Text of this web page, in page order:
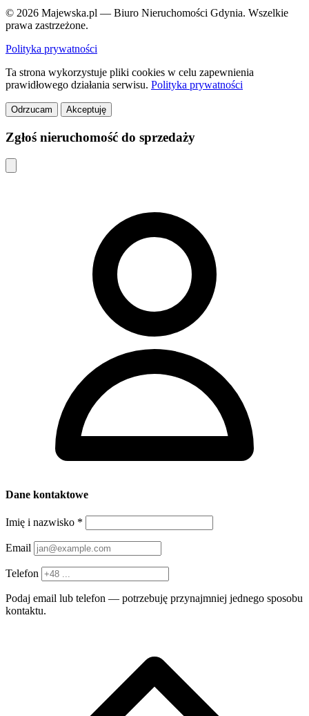
© 2026 Majewska.pl — Biuro Nieruchomości Gdynia. Wszelkie
prawa zastrzeżone.
Polityka prywatności
Ta strona wykorzystuje pliki cookies w celu zapewnienia
prawidłowego działania serwisu. Polityka prywatności
Odrzucam Akceptuję
Zgłoś nieruchomość do sprzedaży
Dane kontaktowe
Imię i nazwisko *
Email
Telefon
Podaj email lub telefon — potrzebuję przynajmniej jednego sposobu
kontaktu.